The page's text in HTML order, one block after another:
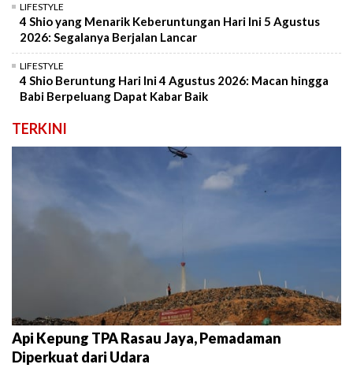
LIFESTYLE
4 Shio yang Menarik Keberuntungan Hari Ini 5 Agustus
2026: Segalanya Berjalan Lancar
LIFESTYLE
4 Shio Beruntung Hari Ini 4 Agustus 2026: Macan hingga
Babi Berpeluang Dapat Kabar Baik
TERKINI
Api Kepung TPA Rasau Jaya, Pemadaman
Diperkuat dari Udara